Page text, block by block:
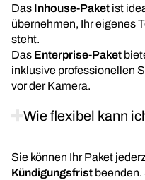
Das Inhouse-Paket ist
übernehmen, Ihr eigenes
steht.
Das Enterprise-Paket
inklusive professionellen
vor der Kamera.
Wie flexibel kann
Sie können Ihr Paket
Kündigungsfrist beenden.